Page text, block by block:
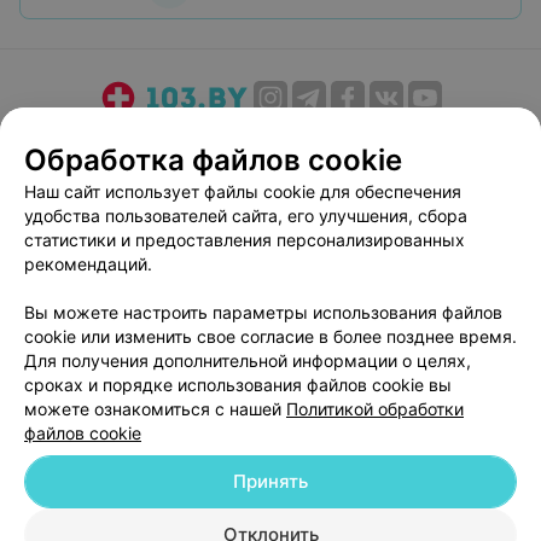
Медицинский маркетинг
Публичный договор
Пользовательское соглашение
Способы оплаты
Вакансии
Партнеры
Написать руководителю 103.by
Персональные настройки cookie
Обработка персональных данных
© 2026 ООО «Артокс Лаб», УНП 191700409| 220012, Республика Беларусь,
Обработка файлов cookie
Наш сайт использует файлы cookie для обеспечения
удобства пользователей сайта, его улучшения, сбора
статистики и предоставления персонализированных
рекомендаций.
Вы можете настроить параметры использования файлов
cookie или изменить свое согласие в более позднее время.
Для получения дополнительной информации о целях,
сроках и порядке использования файлов cookie вы
можете ознакомиться с нашей Политикой обработки
файлов cookie
Отклонить
Принять